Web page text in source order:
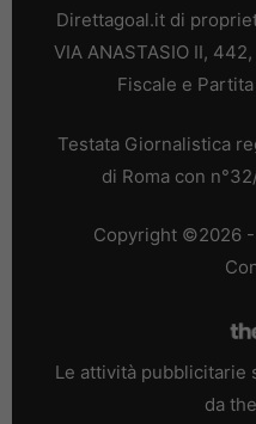
Direttagoal.it di
VIA ANASTASIO II,
Fiscale e
Testata Giornalistica
di Roma con
Copyright ©2026
Le attività pubblicitarie
da